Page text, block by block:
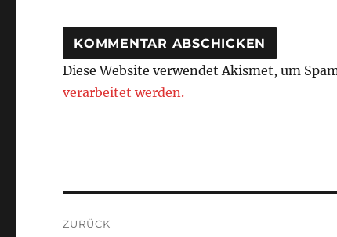
Diese Website verwendet Akismet, um
verarbeitet werden.
ZURÜCK